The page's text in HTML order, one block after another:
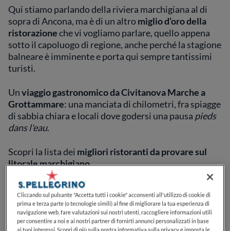
Qui stiamo parlando della riviera marchigiana al di
sopra di Ancona, ma è di un altromiglio d’oro della
ristorazioneche vi vogliamo parlare, quello appena
sotto il capoluogo di regione, anche perché la stagione
balneare è imminente e porta qui sempre tantissimi
turisti.
Unviaggio gastronomico da Civitanova Marche a
Grottammare: una manciata di chilometri, fra spiagge
di sabbia chiara e locali dove godersi una pausa pieds
dans l'eau.
Scopri la lista dei migliori ristoranti da provare sul
litorale marchigiano.
Anastasia, Civitanova
Marche
Cliccando sul pulsante "Accetta tutti i cookie" acconsenti all'utilizzo di cookie di
prima e terza parte (o tecnologie simili) al fine di migliorare la tua esperienza di
navigazione web, fare valutazioni sui nostri utenti, raccogliere informazioni utili
per consentire a noi e ai nostri partner di fornirti annunci personalizzati in base
ai tuoi interessi. Scopri di più sulla nostra informativa sulla privacy e imposta le